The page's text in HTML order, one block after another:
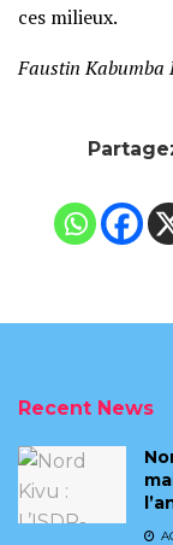
ces milieux.
Faustin Kabumba
Recent News